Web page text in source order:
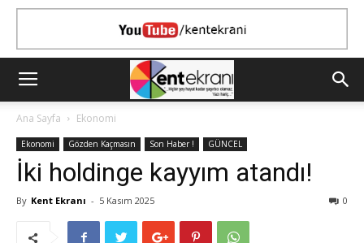
Ana Sayfa Ekonomi
Ekonomi Gözden Kaçmasın Son Haber ! GÜNCEL
İki holdinge kayyım atandı!
By Kent Ekranı - 5 Kasım 2025 0